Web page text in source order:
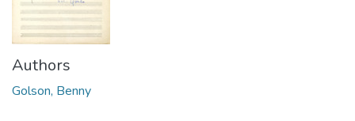
Authors
Golson, Benny